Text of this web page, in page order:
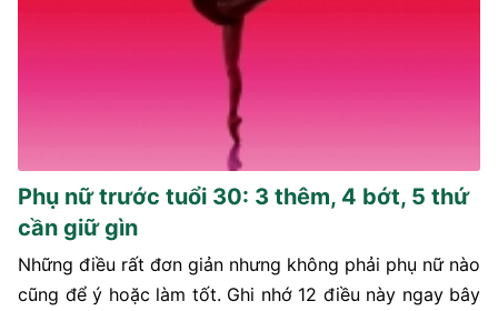
Phụ nữ trước tuổi 30: 3 thêm, 4 bớt, 5 thứ
cần giữ gìn
Những điều rất đơn giản nhưng không phải phụ nữ nào
cũng để ý hoặc làm tốt. Ghi nhớ 12 điều này ngay bây